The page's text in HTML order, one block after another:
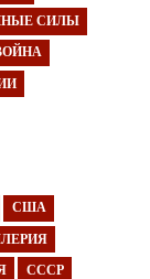
СИЛЫ
США
СССР